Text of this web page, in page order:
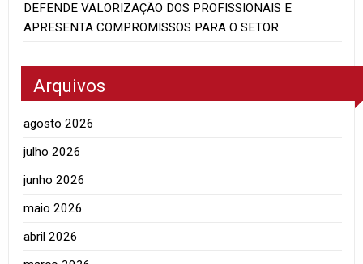
DEFENDE VALORIZAÇÃO DOS PROFISSIONAIS E
APRESENTA COMPROMISSOS PARA O SETOR.
Arquivos
agosto 2026
julho 2026
junho 2026
maio 2026
abril 2026